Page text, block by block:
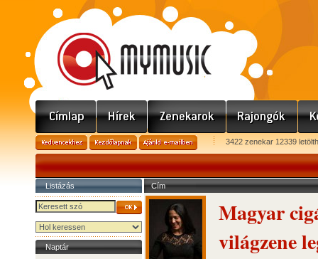
3422 zenekar 12339
Listázás
Naptár
Cím
Magyar
világzene